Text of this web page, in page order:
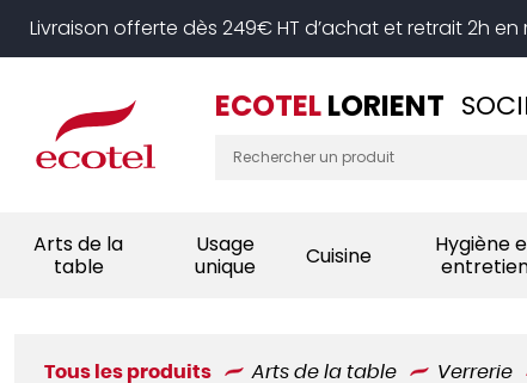
Livraison offerte dès 249€ HT d’achat et retrait 2h
ECOTELLORIENT
Arts de la
table
Usage
unique
Cuisine
Hygiène
Tous les produits Arts de la table Verrerie
Panneau de gestion des cookies